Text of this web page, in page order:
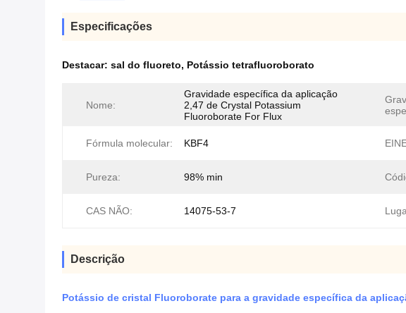
Especificações
Destacar: sal do fluoreto, Potássio tetrafluoroborato
Nome:
Gravidade específica da aplicação
2,47 de Crystal Potassium
Fluoroborate For Flux
Fórmula molecular: KBF4
Pureza: 98% min
CAS NÃO: 14075-53-7
Descrição
Potássio de cristal Fluoroborate para a gravidade específica da